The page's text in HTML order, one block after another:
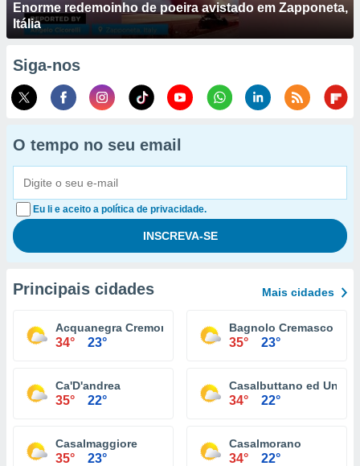
Enorme redemoinho de poeira avistado em Zapponeta,
Itália
Siga-nos
O tempo no seu email
Eu li e aceito a política de privacidade.
Principais cidades Mais cidades
Acquanegra Cremonese
34° 23°
Bagnolo Cremasco
35° 23°
Ca'D'andrea
35° 22°
Casalbuttano ed Uniti
34° 22°
Casalmaggiore
35° 23°
Casalmorano
34° 22°